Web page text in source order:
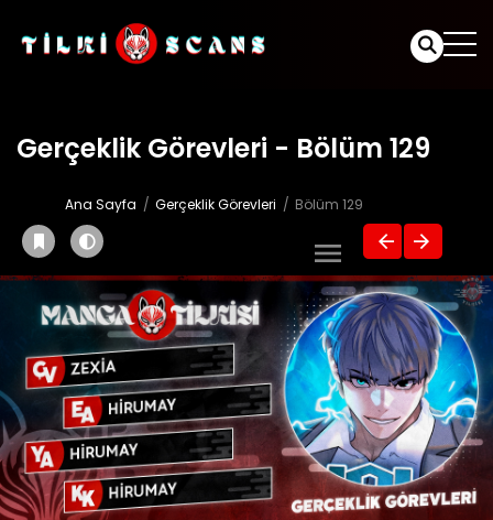
Gerçeklik Görevleri - Bölüm 129
Ana Sayfa Gerçeklik Görevleri Bölüm 129